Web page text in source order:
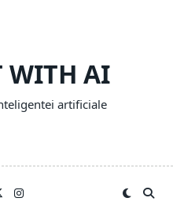
WITH AI
artificiale